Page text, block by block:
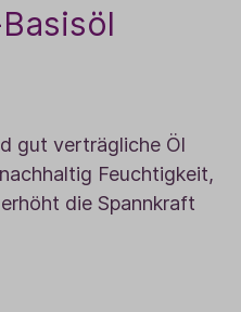
gut verträgliche Öl
Feuchtigkeit,
die Spannkraft